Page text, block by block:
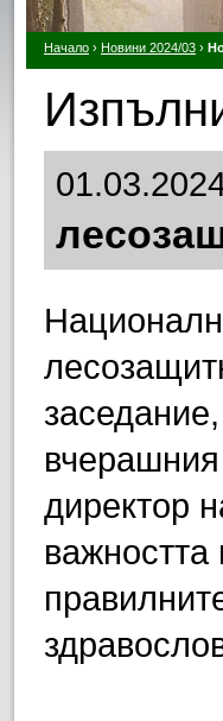
Начало › Новини 2024/03 ›
директор
важността